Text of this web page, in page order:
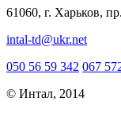
61060, г. Харьков,
intal-td@ukr.net
050 56 59 342 067
© Интал, 2014